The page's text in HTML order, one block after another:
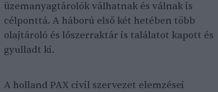
üzemanyagtárolók válhatnak és válnak is
célponttá. A háború első két hetében több
olajtároló és lőszerraktár is találatot kapott és
gyulladt ki.
A holland PAX civil szervezet elemzései